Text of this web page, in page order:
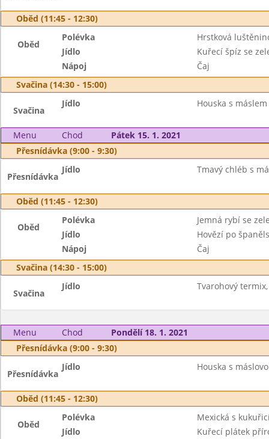
Oběd (11:45 - 12:30)
Oběd
Polévka
Hrstková
Jídlo
Kuřecí špíz se
Nápoj
Čaj
Svačina (14:30 - 15:00)
Svačina
Jídlo Houska s
Menu Chod
Pátek 15. 1. 2021
Přesnídávka (9:00 - 9:30)
Přesnídávka
Jídlo Tmavý chléb s
Oběd (11:45 - 12:30)
Oběd
Polévka
Jemná rybí se
Jídlo
Hovězí po
Nápoj
Čaj
Svačina (14:30 - 15:00)
Svačina
Jídlo Tvarohový
Menu Chod
Pondělí 18. 1. 2021
Přesnídávka (9:00 - 9:30)
Přesnídávka
Jídlo Houska s
Oběd (11:45 - 12:30)
Oběd
Polévka
Mexická s
Jídlo
Kuřecí plátek